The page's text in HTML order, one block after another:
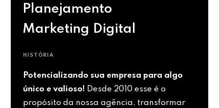
Planejamento
Marketing Digital
HISTÓRIA
Potencializando sua empresa para algo
único e valioso! Desde 2010 esse é o
propósito da nossa agência, transformar